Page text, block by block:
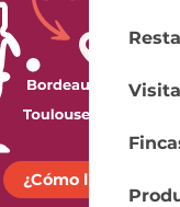
¿Cómo llegar?